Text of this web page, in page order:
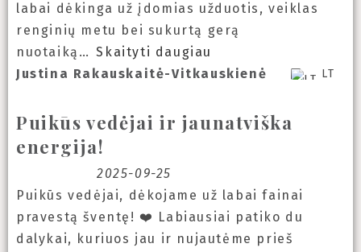
labai dėkinga už įdomias užduotis, veiklas
renginių metu bei sukurtą gerą
nuotaiką
Skaityti daugiau
Justina Rakauskaitė-Vitkauskienė
LT
Puikūs vedėjai ir jaunatviška
energija!
2025-09-25
Puikūs vedėjai, dėkojame už labai fainai
pravestą šventę! ❤️ Labiausiai patiko du
dalykai, kuriuos jau ir nujautėme prieš